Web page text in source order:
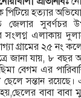
হত্যার
জেলার সুবর্ণচর
সংলগ্ন এলাকায়
গ্রামের ২৫ নং
জানা যায়, ৮
বেগম এর
সন্তান রয়েছে।
বাবা বাবা